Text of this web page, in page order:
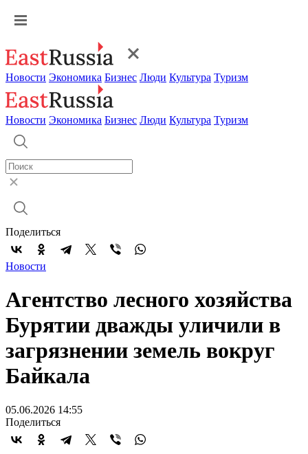
Новости Экономика Бизнес Люди Культура Туризм
Новости Экономика Бизнес Люди Культура Туризм
Поделиться
Новости
Агентство лесного хозяйства
Бурятии дважды уличили в
загрязнении земель вокруг
Байкала
05.06.2026 14:55
Поделиться